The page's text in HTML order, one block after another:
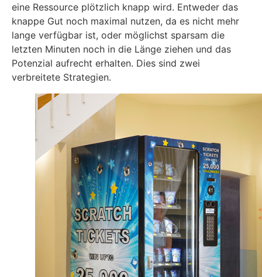
eine Ressource plötzlich knapp wird. Entweder das
knappe Gut noch maximal nutzen, da es nicht mehr
lange verfügbar ist, oder möglichst sparsam die
letzten Minuten noch in die Länge ziehen und das
Potenzial aufrecht erhalten. Dies sind zwei
verbreitete Strategien.